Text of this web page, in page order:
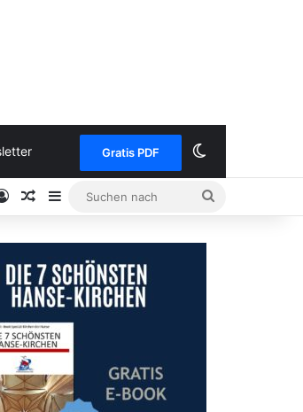
Gratis PDF
AnmeldenZufälliger Artikel
Sidebar